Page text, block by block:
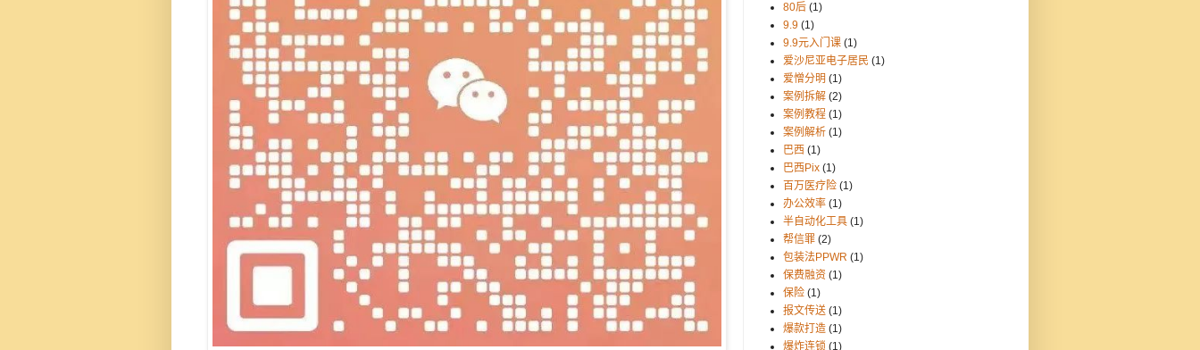
80后 (1)
9.9 (1)
9.9元入门课 (1)
爱沙尼亚电子居民 (1)
爱憎分明 (1)
案例拆解 (2)
案例教程 (1)
案例解析 (1)
巴西 (1)
巴西Pix (1)
百万医疗险 (1)
办公效率 (1)
半自动化工具 (1)
帮信罪 (2)
包装法PPWR (1)
保费融资 (1)
保险 (1)
报文传送 (1)
爆款打造 (1)
爆炸连锁 (1)